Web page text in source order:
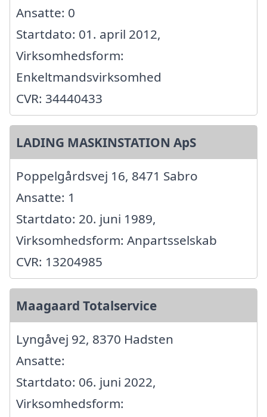
Ansatte: 0
Startdato: 01. april 2012,
Virksomhedsform:
Enkeltmandsvirksomhed
CVR: 34440433
LADING MASKINSTATION ApS
Poppelgårdsvej 16, 8471 Sabro
Ansatte: 1
Startdato: 20. juni 1989,
Virksomhedsform: Anpartsselskab
CVR: 13204985
Maagaard Totalservice
Lyngåvej 92, 8370 Hadsten
Ansatte:
Startdato: 06. juni 2022,
Virksomhedsform: